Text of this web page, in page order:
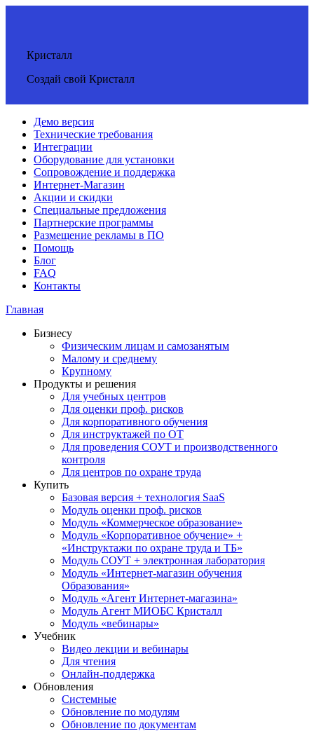
Кристалл
Создай свой Кристалл
Демо версия
Технические требования
Интеграции
Оборудование для установки
Сопровождение и поддержка
Интернет-Магазин
Акции и скидки
Специальные предложения
Партнерские программы
Размещение рекламы в ПО
Помощь
Блог
FAQ
Контакты
Главная
Бизнесу
Физическим лицам и самозанятым
Малому и среднему
Крупному
Продукты и решения
Для учебных центров
Для оценки проф. рисков
Для корпоративного обучения
Для инструктажей по ОТ
Для проведения СОУТ и производственного
контроля
Для центров по охране труда
Купить
Базовая версия + технология SaaS
Модуль оценки проф. рисков
Модуль «Коммерческое образование»
Модуль «Корпоративное обучение» +
«Инструктажи по охране труда и ТБ»
Модуль СОУТ + электронная лаборатория
Модуль «Интернет-магазин обучения
Образования»
Модуль «Агент Интернет-магазина»
Модуль Агент МИОБС Кристалл
Модуль «вебинары»
Учебник
Видео лекции и вебинары
Для чтения
Онлайн-поддержка
Обновления
Системные
Обновление по модулям
Обновление по документам